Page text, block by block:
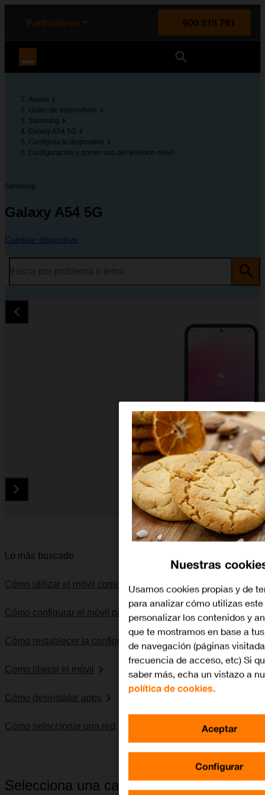
principal
la página
Particulares
900 815 761
Ayuda
Guías de dispositivos
Samsung
Galaxy A54 5G
Configura tu dispositivo
Configuración y primer uso del teléfono móvil
Samsung
Galaxy A54 5G
Cambiar dispositivo
Diapositiva 1 de 5. Samsung Galaxy A54 5G - DarkGray -
Lo más buscado
Cómo utilizar el móvil como punto de acceso Wi-Fi
Cómo configurar el móvil para internet
Cómo restablecer la configuración predeterminada
Cómo liberar el móvil
Cómo desinstalar apps
Cómo seleccionar una red
Selecciona una categoría
Nuestras
Usamos cookies propias y de
para analizar cómo utilizas
personalizar los contenidos y
que te mostramos en base a
de navegación (páginas
frecuencia de acceso, etc) Si
saber más, echa un vistazo a
política de cookies.
Configurar
Aceptar